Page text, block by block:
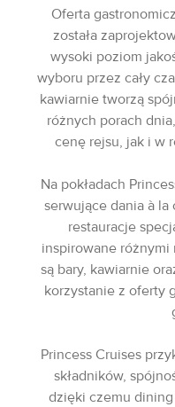
Oferta
została
wysoki poziom
wyboru przez cały
kawiarnie tworzą
różnych porach
cenę rejsu, jak i w
Na pokładach
serwujące dania à la
restauracje
inspirowane różnymi
są bary, kawiarnie
korzystanie z oferty
Princess Cruises
składników,
dzięki czemu